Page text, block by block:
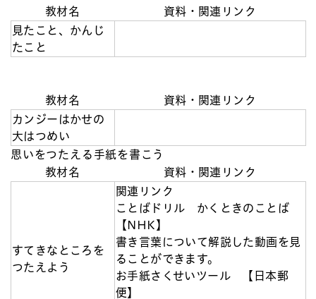
教材名
資料・関連リンク
見たこと、かんじ
たこと
教材名
資料・関連リンク
カンジーはかせの
大はつめい
思いをつたえる手紙を書こう
教材名
資料・関連リンク
すてきなところを
つたえよう
関連リンク
ことばドリル かくときのことば
【NHK】
書き言葉について解説した動画を見
ることができます。
お手紙さくせいツール 【日本郵
便】